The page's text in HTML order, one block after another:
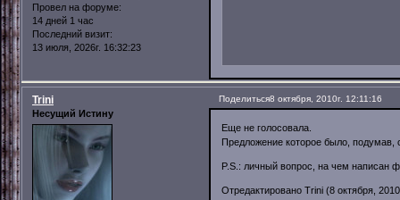
Провел на форуме:
14 дней 1 час
Последний визит:
13 июля, 2026г. 16:32:23
Поделиться8 октября, 2010г. 12:11:16
Trini
Несущий Истину
Еще не голосовала.
Предложение которое было, подумав,
P.S.: личный вопрос, на чем написан
Отредактировано Trini (8 октября,